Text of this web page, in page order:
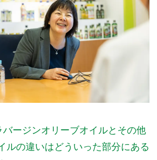
ージンオリーブオイルとその他
ルの違いはどういった部分にある